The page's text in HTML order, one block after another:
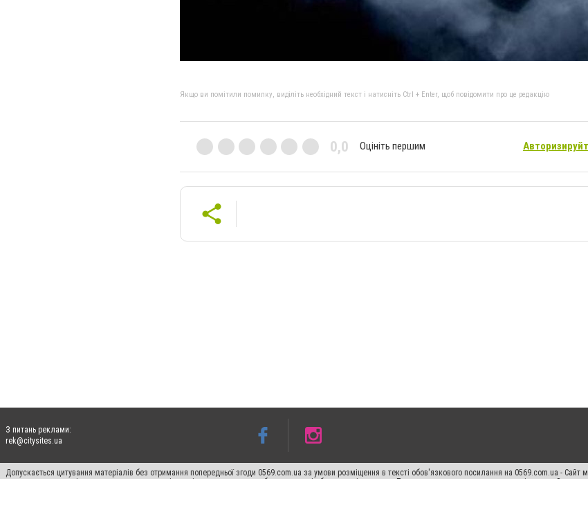
Якщо ви помітили помилку, виділіть необхідний текст і натисніть Ctrl + Enter, щоб повідомити про це редакцію
0,0 Оцініть першим
З питань реклами:
rek@citysites.ua
Допускається цитування матеріалів без отримання попередньої згоди 0569.com.ua за умови розміщення в тексті обов'язкового посилання на 0569.com.ua -
пошукових систем гіперпосилання на цитовані статті не нижче другого абзацу в тексті або в якості джерела. Порушення виняткових прав переслідується